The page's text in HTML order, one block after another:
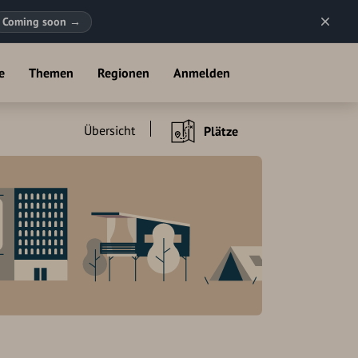
Coming soon →
Themen Regionen Anmelden
Übersicht Plätze